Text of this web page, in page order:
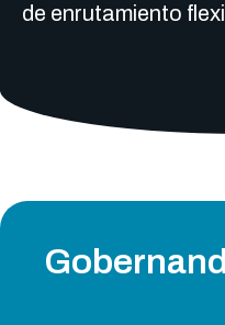
de enrutamiento